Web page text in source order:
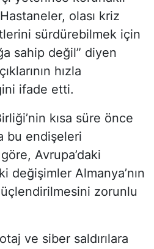
olası kriz
sürdürebilmek için
sahip değil” diyen
hızla
ifade etti.
kısa süre önce
bu endişeleri
Avrupa’daki
değişimler Almanya’nın
zorunlu
ve siber saldırılara